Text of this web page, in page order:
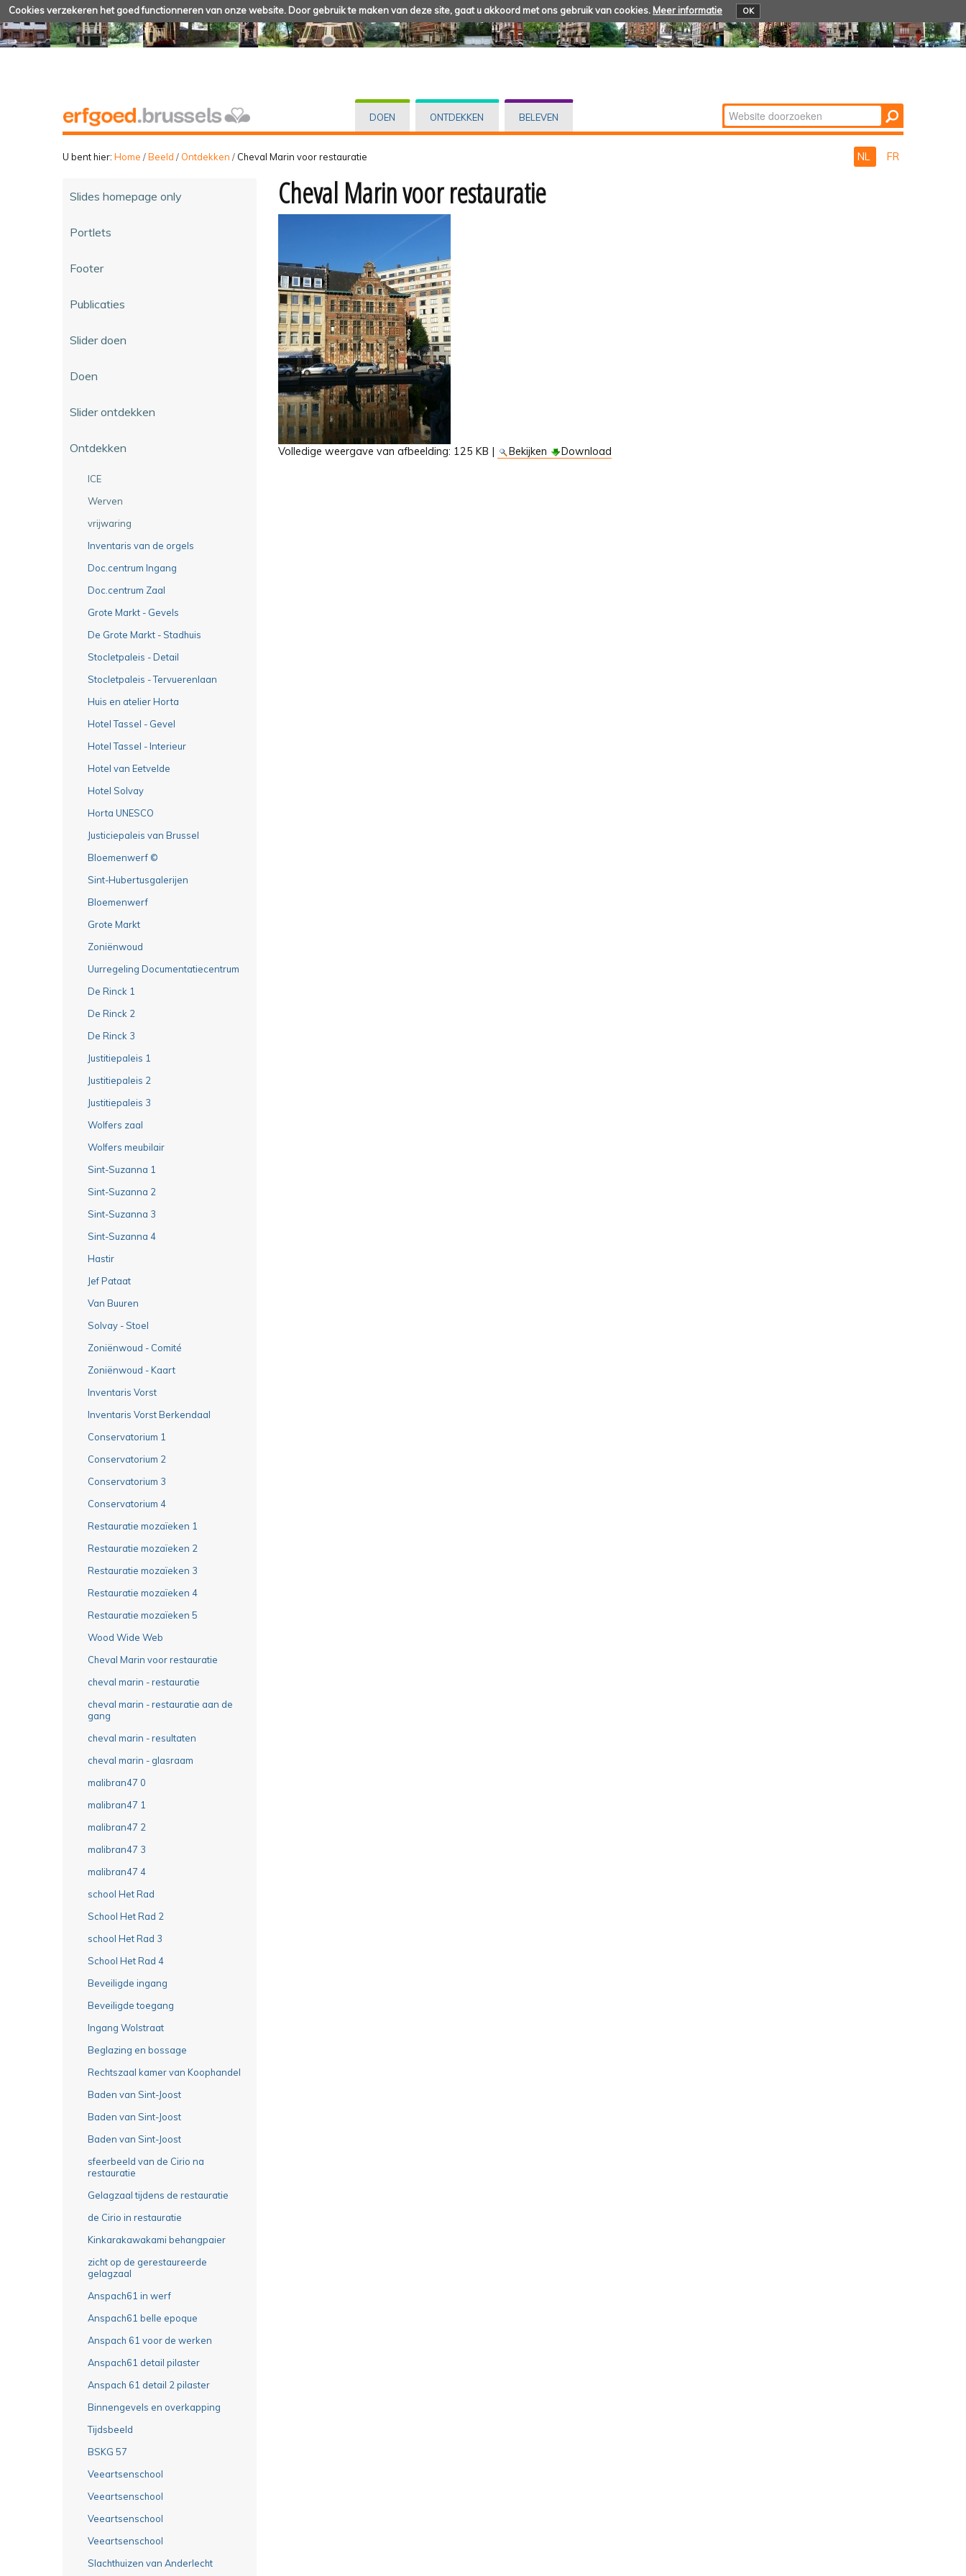
Cookies verzekeren het goed functionneren van onze website. Door gebruik te maken van deze site, gaat u akkoord met ons gebruik van cookies. Meer informatie OK
DOEN ONTDEKKEN BELEVEN Zoek
Geavanceerd
U bent hier: Home /Beeld / Ontdekken / Cheval Marin voor restauratie NL FR
Slides homepage only
Portlets
Footer
Publicaties
Slider doen
Doen
Slider ontdekken
Ontdekken
ICE
Werven
vrijwaring
Inventaris van de orgels
Doc.centrum Ingang
Doc.centrum Zaal
Grote Markt - Gevels
De Grote Markt - Stadhuis
Stocletpaleis - Detail
Stocletpaleis - Tervuerenlaan
Huis en atelier Horta
Hotel Tassel - Gevel
Hotel Tassel - Interieur
Hotel van Eetvelde
Hotel Solvay
Horta UNESCO
Justiciepaleis van Brussel
Bloemenwerf ©
Sint-Hubertusgalerijen
Bloemenwerf
Grote Markt
Zoniënwoud
Uurregeling Documentatiecentrum
De Rinck 1
De Rinck 2
De Rinck 3
Justitiepaleis 1
Justitiepaleis 2
Justitiepaleis 3
Wolfers zaal
Wolfers meubilair
Sint-Suzanna 1
Sint-Suzanna 2
Sint-Suzanna 3
Sint-Suzanna 4
Hastir
Jef Pataat
Van Buuren
Solvay - Stoel
Zoniënwoud - Comité
Zoniënwoud - Kaart
Inventaris Vorst
Inventaris Vorst Berkendaal
Conservatorium 1
Conservatorium 2
Conservatorium 3
Conservatorium 4
Restauratie mozaïeken 1
Restauratie mozaïeken 2
Restauratie mozaïeken 3
Restauratie mozaïeken 4
Restauratie mozaïeken 5
Wood Wide Web
Cheval Marin voor restauratie
cheval marin - restauratie
cheval marin - restauratie aan de
gang
cheval marin - resultaten
cheval marin - glasraam
malibran47 0
malibran47 1
malibran47 2
malibran47 3
malibran47 4
school Het Rad
School Het Rad 2
school Het Rad 3
School Het Rad 4
Beveiligde ingang
Beveiligde toegang
Ingang Wolstraat
Beglazing en bossage
Rechtszaal kamer van Koophandel
Baden van Sint-Joost
Baden van Sint-Joost
Baden van Sint-Joost
sfeerbeeld van de Cirio na
restauratie
Gelagzaal tijdens de restauratie
de Cirio in restauratie
Kinkarakawakami behangpaier
zicht op de gerestaureerde
gelagzaal
Anspach61 in werf
Anspach61 belle epoque
Anspach 61 voor de werken
Anspach61 detail pilaster
Anspach 61 detail 2 pilaster
Binnengevels en overkapping
Tijdsbeeld
BSKG 57
Veeartsenschool
Veeartsenschool
Veeartsenschool
Veeartsenschool
Slachthuizen van Anderlecht
Cheval Marin voor restauratie
Volledige weergave van afbeelding: 125 KB | Bekijken Download